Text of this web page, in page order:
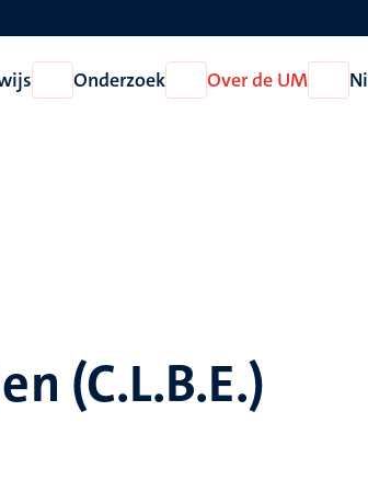
Open
Onderwijs
Onderzoek
Open
Onderzoek
Over de UM
Open
Over
(C.L.B.E.)